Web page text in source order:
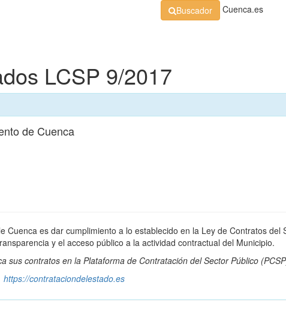
Buscador Cuenca.es
LCSP 9/2017
de Cuenca
Cuenca es dar cumplimiento a lo establecido en la Ley de Contratos del
y el acceso público a la actividad contractual del Municipio.
sus contratos en la Plataforma de Contratación del Sector Público
https://contrataciondelestado.es